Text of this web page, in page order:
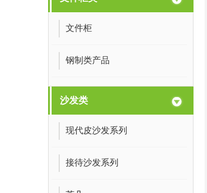
文件柜
钢制类产品
沙发类
现代皮沙发系列
接待沙发系列